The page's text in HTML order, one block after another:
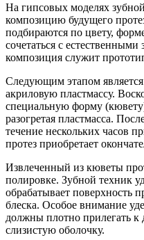
На гипсовых моделях
композицию будущего
подбираются по цвету,
сочетаться с
композиция служит
Следующим этапом
акриловую пластмассу.
специальную форму
разогретая пластмасса.
течение нескольких часов
протез приобретает
Извлеченный из кюветы
полировке. Зубной техник
обрабатывает поверхность
блеска. Особое внимание
должны плотно прилегать к
слизистую оболочку.